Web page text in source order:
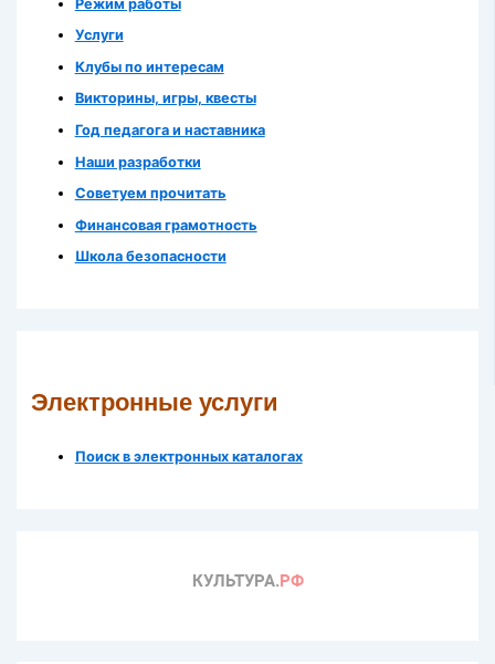
Режим работы
Услуги
Клубы по интересам
Викторины, игры, квесты
Год педагога и наставника
Наши разработки
Советуем прочитать
Финансовая грамотность
Школа безопасности
Электронные услуги
Поиск в электронных каталогах